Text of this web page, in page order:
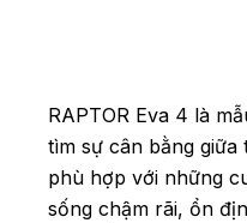
RAPTOR Eva 4 là
tìm sự cân bằng giữa
phù hợp với những
sống chậm rãi, ổn